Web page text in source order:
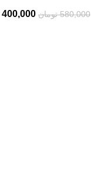
580,000 تومان 400,000